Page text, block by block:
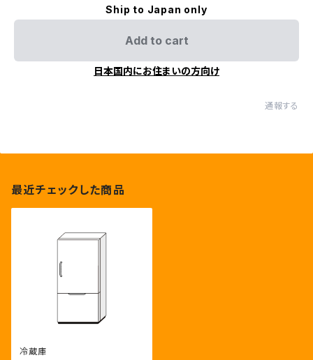
Ship to Japan only
Add to cart
日本国内にお住まいの方向け
通報する
最近チェックした商品
冷蔵庫